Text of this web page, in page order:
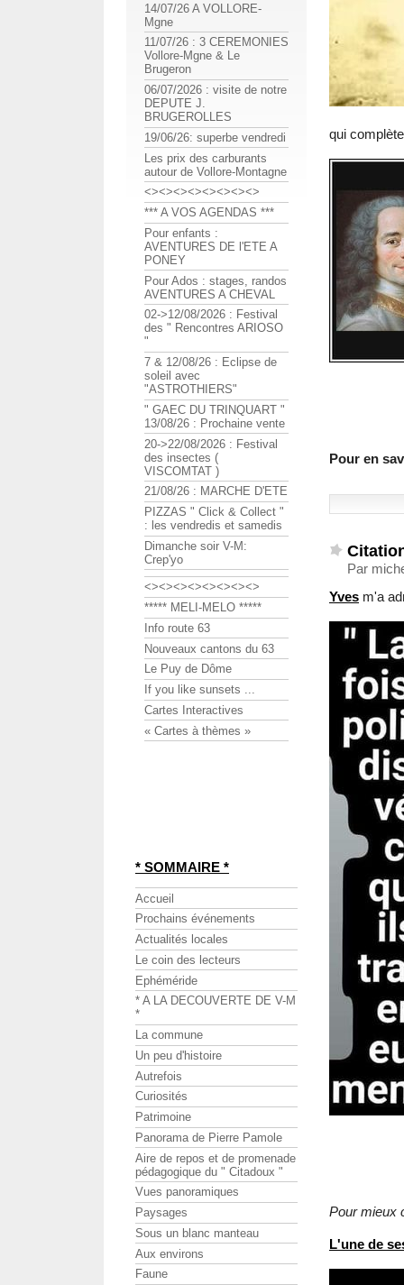
qui
Pour en
Par
Yves m'a
Pour mieux
L'une de
14/07/26 A VOLLORE-
Mgne
11/07/26 : 3 CEREMONIES
Vollore-Mgne & Le
Brugeron
06/07/2026 : visite de notre
DEPUTE J.
BRUGEROLLES
19/06/26: superbe vendredi
Les prix des carburants
autour de Vollore-Montagne
<><><><><><><><>
*** A VOS AGENDAS ***
Pour enfants :
AVENTURES DE l'ETE A
PONEY
Pour Ados : stages, randos
AVENTURES A CHEVAL
02->12/08/2026 : Festival
des " Rencontres ARIOSO
"
7 & 12/08/26 : Eclipse de
soleil avec
"ASTROTHIERS"
" GAEC DU TRINQUART "
13/08/26 : Prochaine vente
20->22/08/2026 : Festival
des insectes (
VISCOMTAT )
21/08/26 : MARCHE D'ETE
PIZZAS " Click & Collect "
: les vendredis et samedis
Dimanche soir V-M:
Crep'yo
<><><><><><><><>
***** MELI-MELO *****
Info route 63
Nouveaux cantons du 63
Le Puy de Dôme
If you like sunsets ...
Cartes Interactives
« Cartes à thèmes »
* SOMMAIRE *
Accueil
Prochains événements
Actualités locales
Le coin des lecteurs
Ephéméride
* A LA DECOUVERTE DE V-M
*
La commune
Un peu d'histoire
Autrefois
Curiosités
Patrimoine
Panorama de Pierre Pamole
Aire de repos et de promenade
pédagogique du " Citadoux "
Vues panoramiques
Paysages
Sous un blanc manteau
Aux environs
Faune